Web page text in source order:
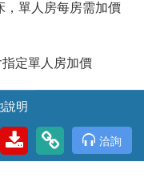
，單人房每房需加價
定單人房加價
說明
洽詢